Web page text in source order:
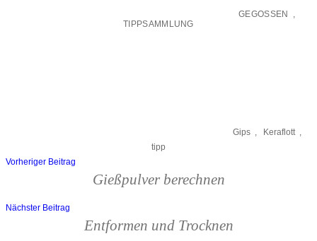
GEGOSSEN
,
TIPPSAMMLUNG
Gips , Keraflott ,
tipp
Beitragsnavigation
Vorheriger Beitrag
Gießpulver berechnen
Nächster Beitrag
Entformen und Trocknen